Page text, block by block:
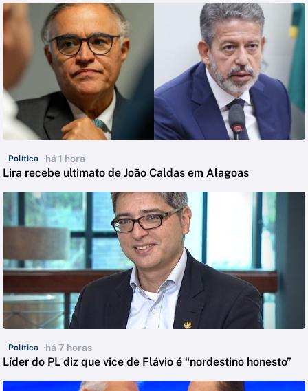
Política há 1 hora
Lira recebe ultimato de João Caldas em Alagoas
Política há 7 horas
Líder do PL diz que vice de Flávio é “nordestino honesto”